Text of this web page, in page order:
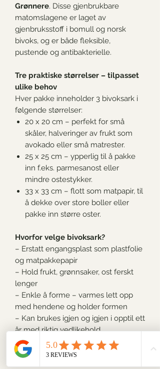
Grønnere. Disse gjenbrukbare
matomslagene er laget av
gjenbruksstoff i bomull og norsk
bivoks, og er både fleksible,
pustende og antibakterielle.
Tre praktiske størrelser – tilpasset
ulike behov
Hver pakke inneholder 3 bivoksark i
følgende størrelser:
20 x 20 cm – perfekt for små
skåler, halveringer av frukt som
avokado eller små matrester.
25 x 25 cm – ypperlig til å pakke
inn f.eks. parmesanost eller
mindre ostestykker.
33 x 33 cm – flott som matpapir, til
å dekke over store boller eller
pakke inn større oster.
Hvorfor velge bivoksark?
– Erstatt engangsplast som plastfolie
og matpakkepapir
– Hold frukt, grønnsaker, ost ferskt
lenger
– Enkle å forme – varmes lett opp
med hendene og holder formen
– Kan brukes igjen og igjen i opptil ett
år med riktig vedlikehold
– 100 % naturlige materialer og
biologisk nedbrytbare